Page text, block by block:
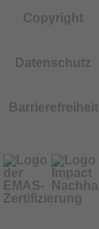
Copyright
Datenschutz
Barrierefreiheit